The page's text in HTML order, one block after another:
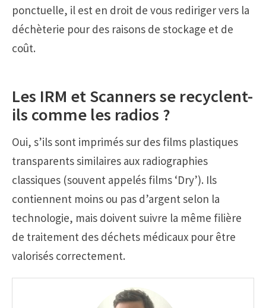
ponctuelle, il est en droit de vous rediriger vers la
déchèterie pour des raisons de stockage et de
coût.
Les IRM et Scanners se recyclent-
ils comme les radios ?
Oui, s’ils sont imprimés sur des films plastiques
transparents similaires aux radiographies
classiques (souvent appelés films ‘Dry’). Ils
contiennent moins ou pas d’argent selon la
technologie, mais doivent suivre la même filière
de traitement des déchets médicaux pour être
valorisés correctement.